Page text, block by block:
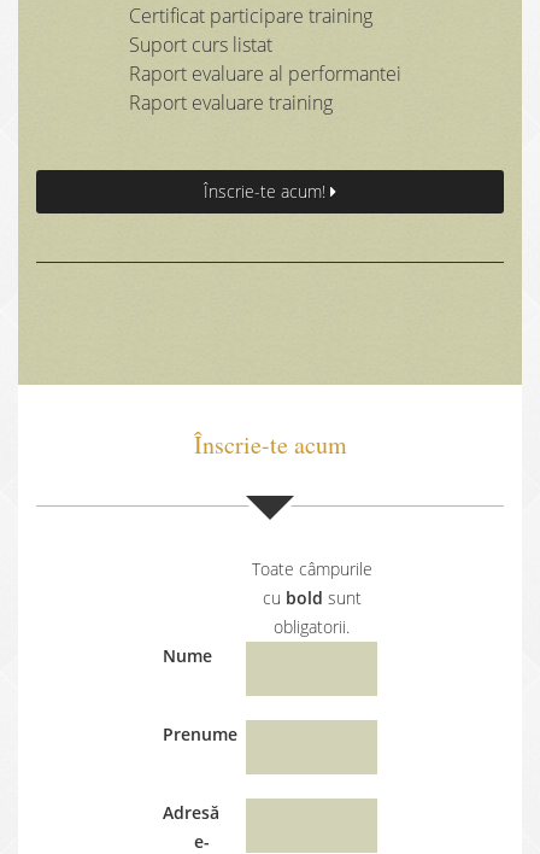
Certificat participare training
Suport curs listat
Raport evaluare al performantei
Raport evaluare training
Înscrie-te acum!
Înscrie-te acum
Toate câmpurile
cu bold sunt
obligatorii.
Nume
Prenume
Adresă
e-